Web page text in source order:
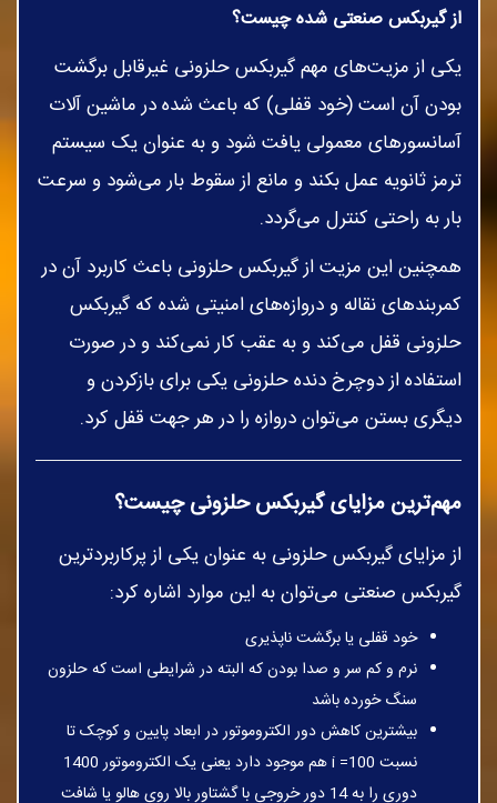
از گیربکس صنعتی شده چیست؟
یکی از مزیت‌های مهم گیربکس حلزونی غیرقابل برگشت
بودن آن است (خود قفلی) که باعث شده در ماشین آلات
آسانسورهای معمولی یافت شود و به عنوان یک سیستم
ترمز ثانویه عمل بکند و مانع از سقوط بار می‌شود و سرعت
بار به راحتی کنترل می‌گردد.
همچنین این مزیت از گیربکس حلزونی باعث کاربرد آن در
کمربندهای نقاله و دروازه‌های امنیتی شده که گیربکس
حلزونی قفل می‌کند و به عقب کار نمی‌کند و در صورت
استفاده از دوچرخ دنده حلزونی یکی برای بازکردن و
دیگری بستن می‌توان دروازه را در هر جهت قفل کرد.
مهم‌ترین مزایای گیربکس حلزونی چیست؟
از مزایای گیربکس حلزونی به عنوان یکی از پرکاربردترین
گیربکس صنعتی می‌توان به این موارد اشاره کرد:
خود قفلی یا برگشت ناپذیری
نرم و کم سر و صدا بودن که البته در شرایطی است که حلزون
سنگ خورده باشد
بیشترین کاهش دور الکتروموتور در ابعاد پایین و کوچک تا
نسبت 100= i هم موجود دارد یعنی یک الکتروموتور 1400
دوری را به 14 دور خروجی با گشتاور بالا روی هالو یا شافت